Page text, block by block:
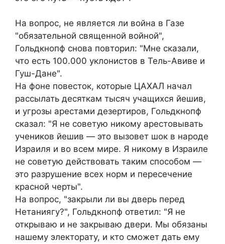
На вопрос, не является ли война в Газе
"обязательной священной войной",
Гольдкнопф снова повторил: "Мне сказали,
что есть 100.000 уклонистов в Тель-Авиве и
Гуш-Дане".
На фоне повесток, которые ЦАХАЛ начал
рассылать десяткам тысяч учащихся йешив,
и угрозы арестами дезертиров, Гольдкнопф
сказал: "Я не советую никому арестовывать
учеников йешив — это вызовет шок в народе
Израиля и во всем мире. Я никому в Израиле
не советую действовать таким способом —
это разрушение всех норм и пересечение
красной черты".
На вопрос, "закрыли ли вы дверь перед
Нетаниягу?", Гольдкнопф ответил: "Я не
открываю и не закрываю двери. Мы обязаны
нашему электорату, и кто сможет дать ему